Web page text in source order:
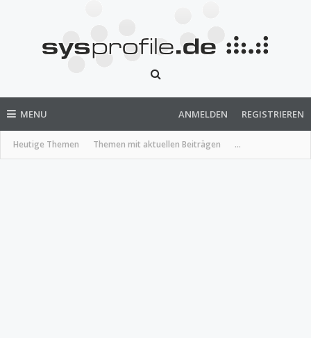
MENU
Heutige Themen Themen mit aktuellen Beiträgen ...
ANMELDEN REGISTRIEREN